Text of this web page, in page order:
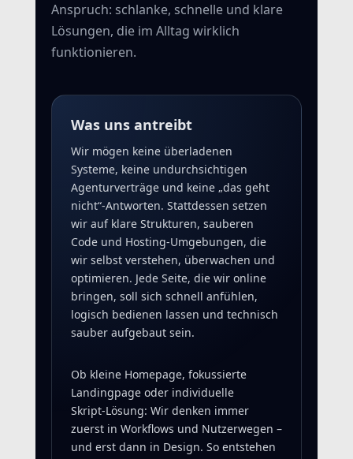
Anspruch: schlanke, schnelle und klare
Lösungen, die im Alltag wirklich
funktionieren.
Was uns antreibt
Wir mögen keine überladenen
Systeme, keine undurchsichtigen
Agenturverträge und keine „das geht
nicht“-Antworten. Stattdessen setzen
wir auf klare Strukturen, sauberen
Code und Hosting‑Umgebungen, die
wir selbst verstehen, überwachen und
optimieren. Jede Seite, die wir online
bringen, soll sich schnell anfühlen,
logisch bedienen lassen und technisch
sauber aufgebaut sein.
Ob kleine Homepage, fokussierte
Landingpage oder individuelle
Skript‑Lösung: Wir denken immer
zuerst in Workflows und Nutzerwegen –
und erst dann in Design. So entstehen